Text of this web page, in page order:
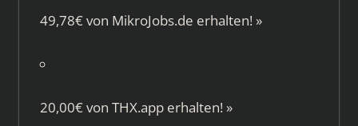
49,78€ von MikroJobs.de erhalten! »
20,00€ von THX.apperhalten! »